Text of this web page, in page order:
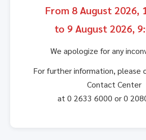
From 8 August 2026,
to 9 August 2026,
We apologize for any
For further information, please
Contact Center
at 0 2633 6000 or 0